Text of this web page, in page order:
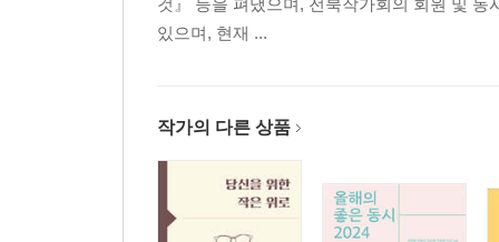
것』 등을 펴냈으며, 전북작가회의 회원 및 동
있으며, 현재 ...
작가의 다른 상품